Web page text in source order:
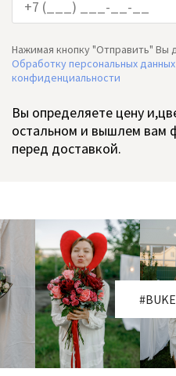
Нажимая кнопку "Отправить" Вы
Обработку персональных данных
конфиденциальности
Вы определяете цену
остальном и вышлем вам
перед доставкой.